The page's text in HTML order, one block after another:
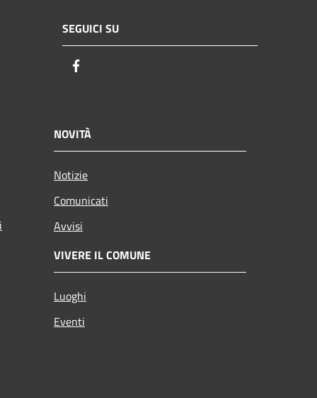
SEGUICI SU
NOVITÀ
Notizie
Comunicati
Avvisi
VIVERE IL COMUNE
Luoghi
Eventi